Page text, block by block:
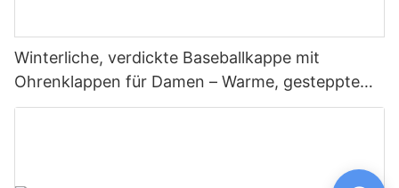
Winterliche, verdickte Baseballkappe mit
Ohrenklappen für Damen – Warme, gesteppte
Trappermütze